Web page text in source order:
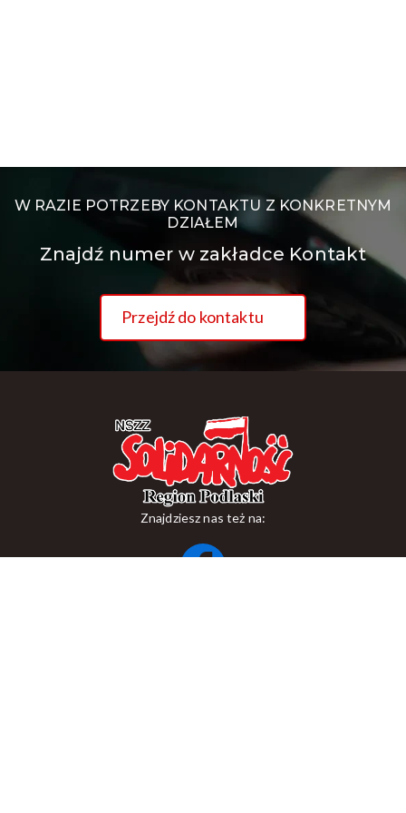
W RAZIE POTRZEBY KONTAKTU Z KONKRETNYM
DZIAŁEM
Znajdź numer w zakładce Kontakt
Przejdź do kontaktu
Znajdziesz nas też na: